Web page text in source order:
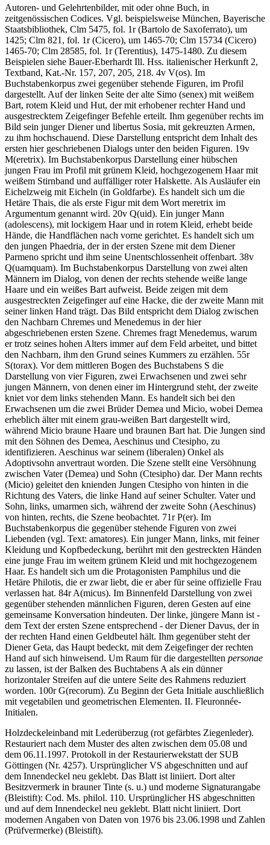
Autoren- und Gelehrtenbilder, mit oder ohne Buch, in
zeitgenössischen Codices. Vgl. beispielsweise München, Bayerische
Staatsbibliothek, Clm 5475, fol. 1r (Bartolo de Saxoferrato), um
1425; Clm 821, fol. 1r (Cicero), um 1465-70; Clm 15734 (Cicero)
1465-70; Clm 28585, fol. 1r (Terentius), 1475-1480. Zu diesem
Beispielen siehe Bauer-Eberhardt Ill. Hss. italienischer Herkunft 2,
Textband, Kat.-Nr. 157, 207, 205, 218. 4v V(os). Im
Buchstabenkorpus zwei gegenüber stehende Figuren, im Profil
dargestellt. Auf der linken Seite der alte Simo (senex) mit weißem
Bart, rotem Kleid und Hut, der mit erhobener rechter Hand und
ausgestrecktem Zeigefinger Befehle erteilt. Ihm gegenüber rechts im
Bild sein junger Diener und libertus Sosia, mit gekreuzten Armen,
zu ihm hochschauend. Diese Darstellung entspricht dem Inhalt des
ersten hier geschriebenen Dialogs unter den beiden Figuren. 19v
M(eretrix). Im Buchstabenkorpus Darstellung einer hübschen
jungen Frau im Profil mit grünem Kleid, hochgezogenem Haar mit
weißem Stirnband und auffälliger roter Halskette. Als Ausläufer ein
Eichelzweig mit Eicheln (in Goldfarbe). Es handelt sich um die
Hetäre Thais, die als erste Figur mit dem Wort meretrix im
Argumentum genannt wird. 20v Q(uid). Ein junger Mann
(adolescens), mit lockigem Haar und in rotem Kleid, erhebt beide
Hände, die Handflächen nach vorne gerichtet. Es handelt sich um
den jungen Phaedria, der in der ersten Szene mit dem Diener
Parmeno spricht und ihm seine Unentschlossenheit offenbart. 38v
Q(uamquam). Im Buchstabenkorpus Darstellung von zwei alten
Männern im Dialog, von denen der rechts stehende weiße lange
Haare und ein weißes Bart aufweist. Beide zeigen mit dem
ausgestreckten Zeigefinger auf eine Hacke, die der zweite Mann mit
seiner linken Hand trägt. Das Bild entspricht dem Dialog zwischen
den Nachbarn Chremes und Menedemus in der hier
abgeschriebenen ersten Szene. Chremes fragt Menedemus, warum
er trotz seines hohen Alters immer auf dem Feld arbeitet, und bittet
den Nachbarn, ihm den Grund seines Kummers zu erzählen. 55r
S(torax). Vor dem mittleren Bogen des Buchstabens S die
Darstellung von vier Figuren, zwei Erwachsenen und zwei sehr
jungen Männern, von denen einer im Hintergrund steht, der zweite
kniet vor dem links stehenden Mann. Es handelt sich bei den
Erwachsenen um die zwei BrüderDemea und Micio, wobei Demea
erheblich älter mit einem grau-weißen Bart dargestellt wird,
während Micio braune Haare und braunen Bart hat. Die Jungen sind
mit den Söhnen des Demea, Aeschinus und Ctesipho, zu
identifizieren. Aeschinus war seinem (liberalen) Onkel als
Adoptivsohn anvertraut worden. Die Szene stellt eine Versöhnung
zwischen Vater (Demea) und Sohn (Ctesipho) dar. Der Mann rechts
(Micio) geleitet den knienden Jungen Ctesipho von hinten in die
Richtung des Vaters, die linke Hand auf seiner Schulter. Vater und
Sohn, links, umarmen sich, während der zweite Sohn (Aeschinus)
von hinten, rechts, die Szene beobachtet. 71r P(er). Im
Buchstabenkorpus die gegenüber stehende Figuren von zwei
Liebenden (vgl. Text: amatores). Ein junger Mann, links, mit feiner
Kleidung und Kopfbedeckung, berührt mit den gestreckten Händen
eine junge Frau im weitem grünem Kleid und mit hochgezogenem
Haar. Es handelt sich um die Protagonisten Pamphilus und die
Hetäre Philotis, die er zwar liebt, die er aber für seine offizielle Frau
verlassen hat. 84r A(micus). Im Binnenfeld Darstellung von zwei
gegenüber stehenden männlichen Figuren, deren Gesten auf eine
gemeinsame Konversation hindeuten. Der linke, jüngere Mann ist -
dem Text der ersten Szene entsprechend - der Diener Davus, der in
der rechten Hand einen Geldbeutel hält. Ihm gegenüber steht der
Diener Geta, das Haupt bedeckt, mit dem Zeigefinger der rechten
Hand auf sich hinweisend. Um Raum für die dargestellten personae
zu lassen, ist der Balken des Buchtabens A als ein dünner
horizontaler Streifen auf die untere Seite des Rahmens reduziert
worden. 100r G(recorum). Zu Beginn der Geta Initiale auschließlich
mit vegetabilen und geometrischen Elementen. II. Fleuronnée-
Initialen.
Holzdeckeleinband mit Lederüberzug (rot gefärbtes Ziegenleder).
Restauriert nach dem Muster des alten zwischen dem 05.08 und
dem 06.11.1997. Protokoll in der Restaurierwekstatt der SUB
Göttingen (Nr. 4257). Ursprünglicher VS abgeschnitten und auf
dem Innendeckel neu geklebt. Das Blatt ist liniiert. Dort alter
Besitzvermerk in brauner Tinte (s. u.) und moderne Signaturangabe
(Bleistift): Cod. Ms. philol. 110. Ursprünglicher HS abgeschnitten
und auf dem Innendeckel neu geklebt. Blatt nicht liniiert. Dort
modernen Angaben von Daten von 1976 bis 23.06.1998 und Zahlen
(Prüfvermerke) (Bleistift).